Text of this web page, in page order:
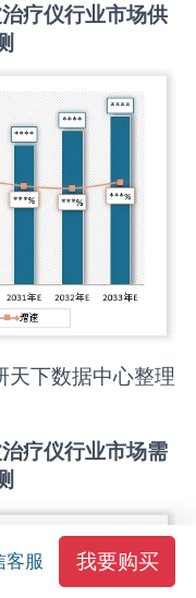
疗仪行业市场供
天下数据中心整理
疗仪行业市场需
客服 我要购买